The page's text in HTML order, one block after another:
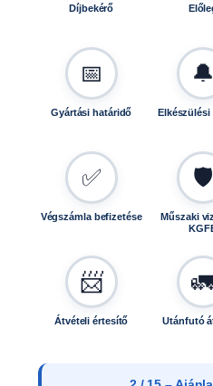
Díjbekérő
📅
Gyártási határidő
🔔
Elkészülési
✅
Végszámla befizetése
🛡️
Műszaki
📨
Átvételi értesítő Utánfutó